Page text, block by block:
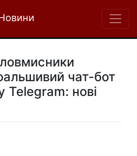
чат-бот
Telegram: нові